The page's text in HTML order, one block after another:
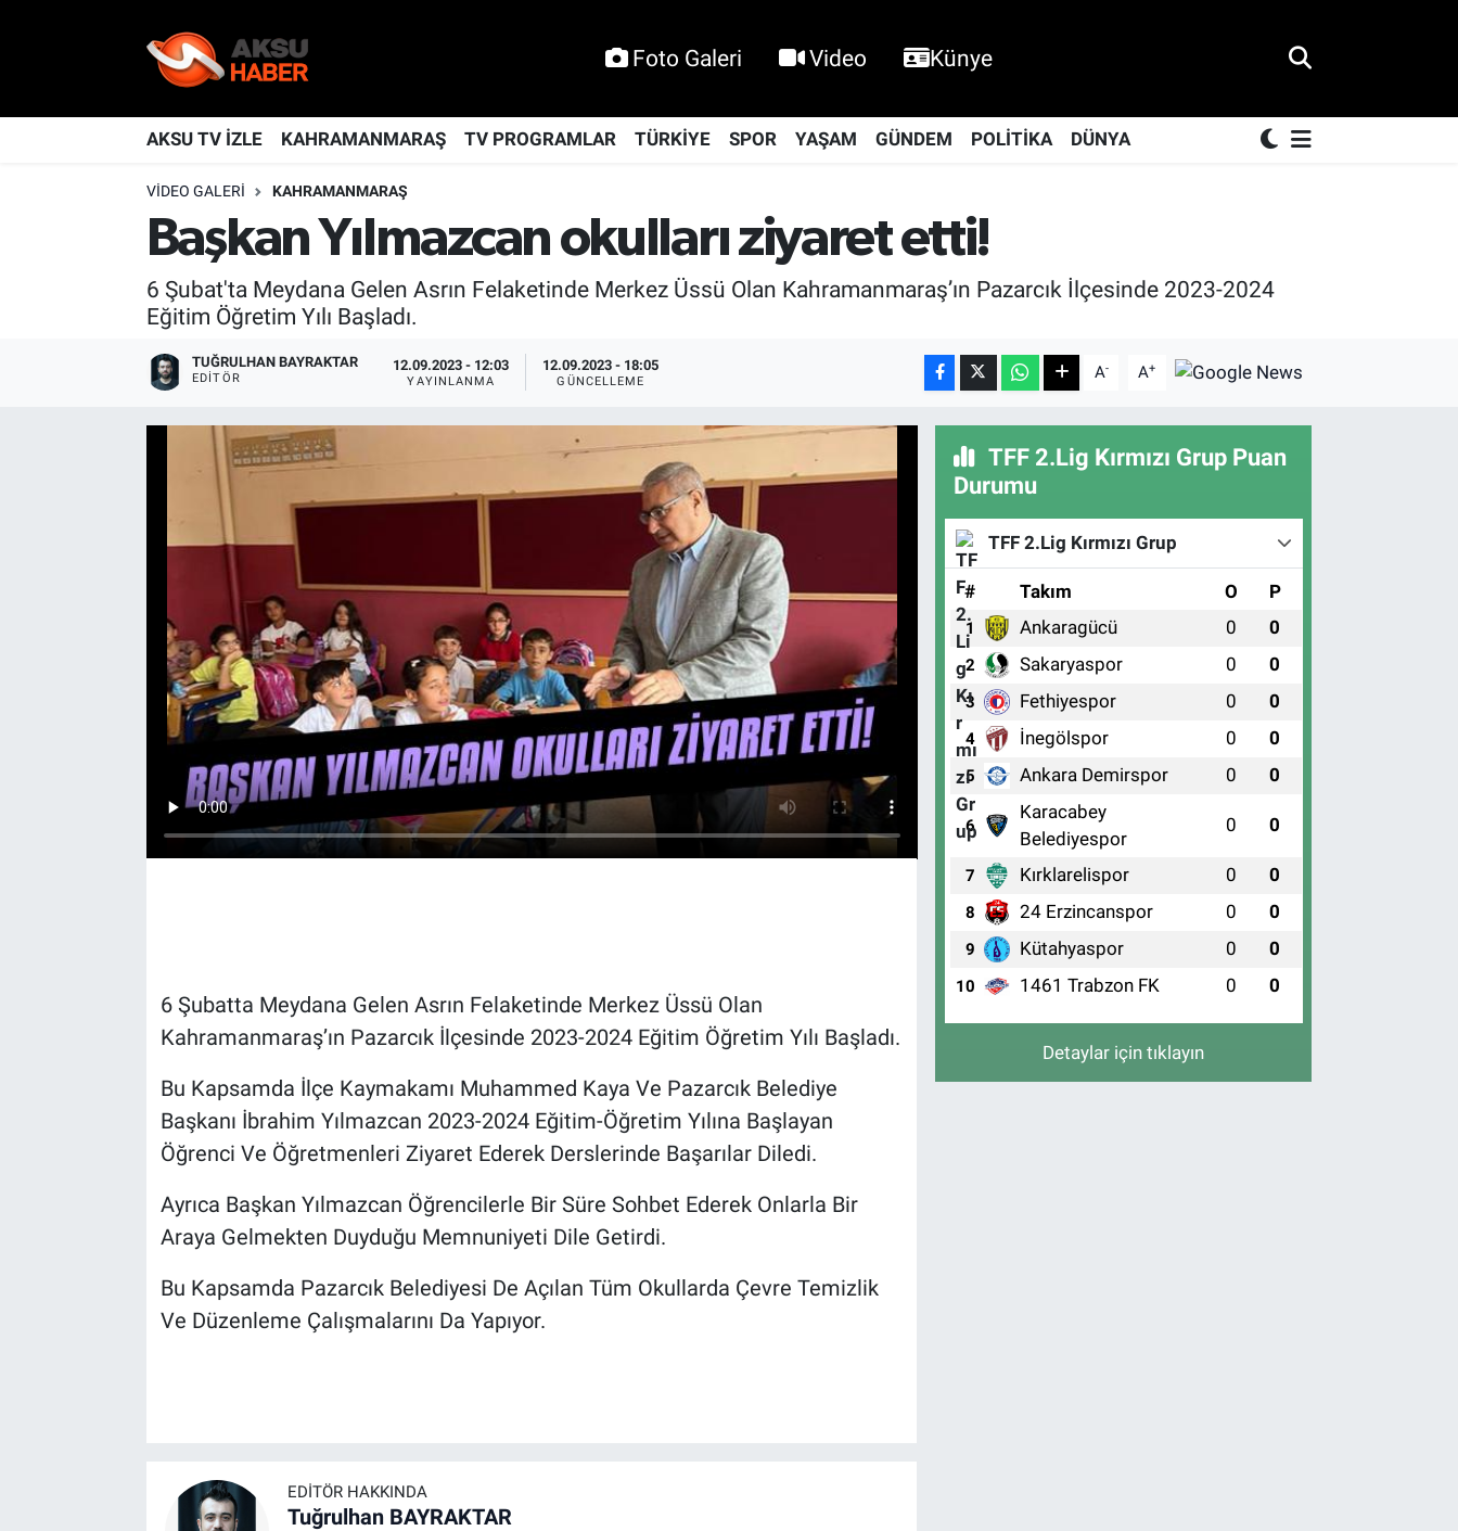
Foto Galeri Video Künye
AKSU TV İZLE KAHRAMANMARAŞ TV PROGRAMLAR TÜRKİYE SPOR YAŞAM GÜNDEM POLİTİKA DÜNYA
VIDEO GALERI KAHRAMANMARAŞ
Başkan Yılmazcan okulları ziyaret etti!
6 Şubat'ta Meydana Gelen Asrın Felaketinde Merkez Üssü Olan Kahramanmaraş’ın Pazarcık İlçesinde 2023-2024
Eğitim Öğretim Yılı Başladı.
TUĞRULHAN BAYRAKTAR
EDITÖR
12.09.2023 - 12:03
YAYINLANMA
12.09.2023 - 18:05
GÜNCELLEME A- A+
6 Şubatta Meydana Gelen Asrın Felaketinde Merkez Üssü Olan
Kahramanmaraş’ın Pazarcık İlçesinde 2023-2024 Eğitim Öğretim Yılı Başladı.
Bu Kapsamda İlçe Kaymakamı Muhammed Kaya Ve Pazarcık Belediye
Başkanı İbrahim Yılmazcan 2023-2024 Eğitim-Öğretim Yılına Başlayan
Öğrenci Ve Öğretmenleri Ziyaret Ederek Derslerinde Başarılar Diledi.
Ayrıca Başkan Yılmazcan Öğrencilerle Bir Süre Sohbet Ederek Onlarla Bir
Araya Gelmekten Duyduğu Memnuniyeti Dile Getirdi.
Bu Kapsamda Pazarcık Belediyesi De Açılan Tüm Okullarda Çevre Temizlik
Ve Düzenleme Çalışmalarını Da Yapıyor.
EDITÖR HAKKINDA
Tuğrulhan BAYRAKTAR
TFF 2.Lig Kırmızı Grup Puan
Durumu
TFF 2.Lig Kırmızı Grup
# Takım O P
1 Ankaragücü 0 0
2 Sakaryaspor 0 0
3 Fethiyespor 0 0
4 İnegölspor 0 0
5 Ankara Demirspor 0 0
6
Karacabey
Belediyespor
0 0
7 Kırklarelispor 0 0
8 24 Erzincanspor 0 0
9 Kütahyaspor 0 0
10 1461 Trabzon FK 0 0
Detaylar için tıklayın
KAHRAMANMARAŞ
KÜLTÜR-SANAT
Nöbetçi Eczaneler
Hava Durumu
Kahramanmaraş Namaz Vakitleri
Trafik Durumu
TFF 2.Lig Kırmızı Grup Puan Durumu ve Fikstür
Tüm Manşetler